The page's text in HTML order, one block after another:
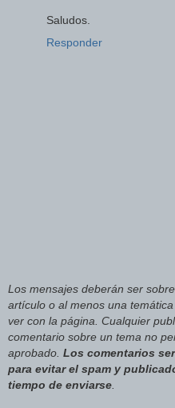
Saludos.
Responder
Los mensajes deberán ser
artículo o al menos una
ver con la página. Cualquier
comentario sobre un tema no
aprobado. Los comentarios
para evitar el spam y
tiempo de enviarse